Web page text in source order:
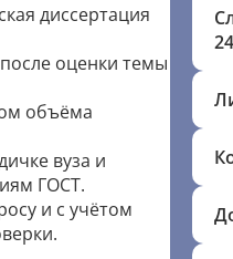
диссертация
оценки темы
объёма
вуза и
ГОСТ.
и с учётом